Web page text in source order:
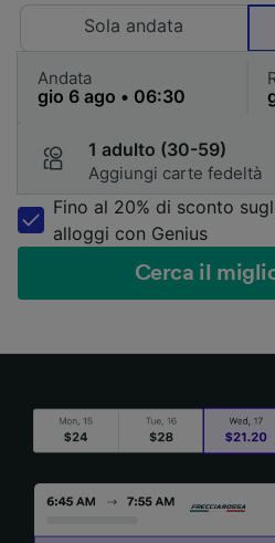
Sola andata
Andata
1 adulto (30-59)
Aggiungi carte fedeltà
Fino al 20% di sconto
alloggi con Genius
Cerca il